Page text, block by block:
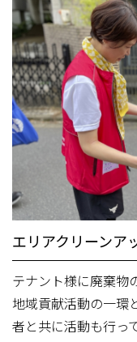
エリアクリーンア
テナント様に廃棄物
地域貢献活動の一環
者と共に活動も行っ